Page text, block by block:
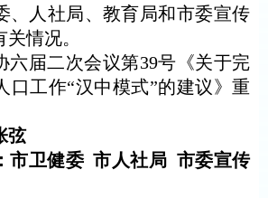
、人社局、教育局和市委宣传
情况。
六届二次会议第39号 《关于完
口工作“汉中模式”的建议》重
弦
市卫健委 市人社局 市委宣传